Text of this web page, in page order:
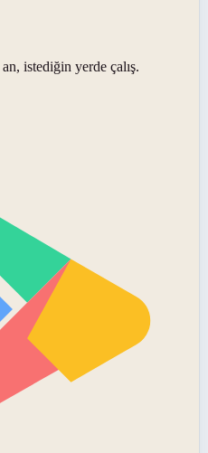
istediğin yerde çalış.